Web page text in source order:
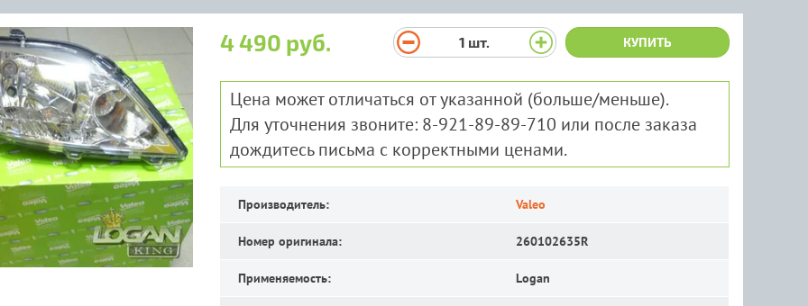
4 490 руб. 1 шт. КУПИТЬ
Цена может отличаться от указанной (больше/меньше).
Для уточнения звоните: 8-921-89-89-710 или после заказа
дождитесь письма с корректными ценами.
Производитель: Valeo
Номер оригинала: 260102635R
Применяемость: Logan